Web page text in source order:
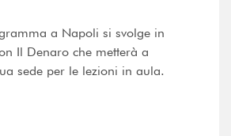
a Napoli si svolge in
Il Denaro che metterà a
sede per le lezioni in aula.